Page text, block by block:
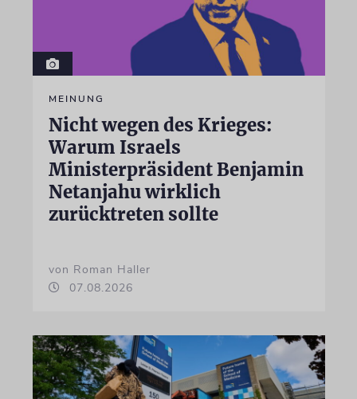
MEINUNG
Nicht wegen des Krieges:
Warum Israels
Ministerpräsident Benjamin
Netanjahu wirklich
zurücktreten sollte
von Roman Haller
07.08.2026